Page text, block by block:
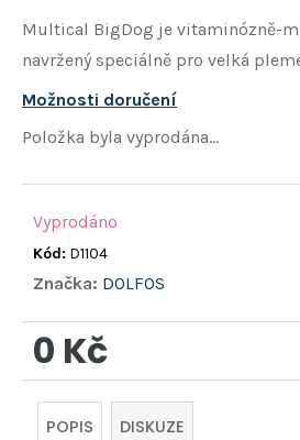
5
hvězdiček.
Multical BigDog je vitaminózně-
navržený speciálně pro velká
Možnosti doručení
Položka byla vyprodána…
Vyprodáno
Kód: D1104
Značka: DOLFOS
0 Kč
Měrná
POPIS DISKUZE
u
č
u
j
e
m